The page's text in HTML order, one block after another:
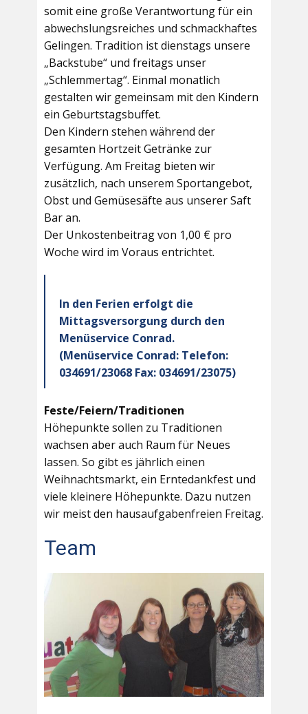
somit eine große Verantwortung für ein
abwechslungsreiches und schmackhaftes
Gelingen. Tradition ist dienstags unsere
„Backstube“ und freitags unser
„Schlemmertag“. Einmal monatlich
gestalten wir gemeinsam mit den Kindern
ein Geburtstagsbuffet.
Den Kindern stehen während der
gesamten Hortzeit Getränke zur
Verfügung. Am Freitag bieten wir
zusätzlich, nach unserem Sportangebot,
Obst und Gemüsesäfte aus unserer Saft
Bar an.
Der Unkostenbeitrag von 1,00 € pro
Woche wird im Voraus entrichtet.
In den Ferien erfolgt die
Mittagsversorgung durch den
Menüservice Conrad.
(Menüservice Conrad: Telefon:
034691/23068 Fax: 034691/23075)
Feste/Feiern/Traditionen
Höhepunkte sollen zu Traditionen
wachsen aber auch Raum für Neues
lassen. So gibt es jährlich einen
Weihnachtsmarkt, ein Erntedankfest und
viele kleinere Höhepunkte. Dazu nutzen
wir meist den hausaufgabenfreien Freitag.
Team